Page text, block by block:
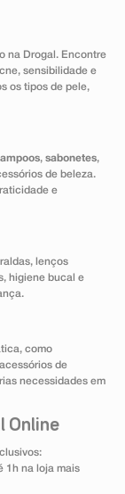
na Drogal. Encontre
sensibilidade e
os tipos de pele,
, sabonetes,
de beleza.
e
lenços
higiene bucal e
como
de
necessidades em
Online
1h na loja mais